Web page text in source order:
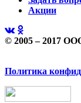
Акции
© 2005 – 2017
Политика